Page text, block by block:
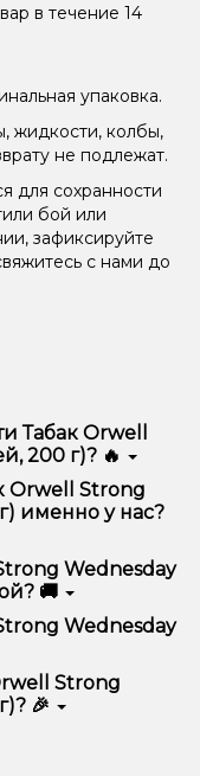
в течение 14
упаковка.
жидкости, колбы,
не подлежат.
для сохранности
бой или
зафиксируйте
с нами до
Табак Orwell
200 г)? 🔥
(Венсдей, 200 г)
удобством
Orwell Strong
именно у нас?
продукцию,
цены и быструю
акции и
Wednesday
🚚
кликов:
Wednesday
отправим его
Wednesday
– например,
материал и тип
Наши
Strong
🎉
за